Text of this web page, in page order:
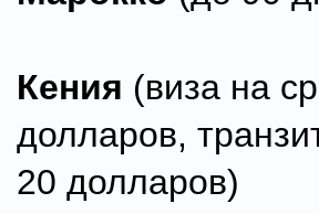
Кения (виза на
долларов,
20 долларов)